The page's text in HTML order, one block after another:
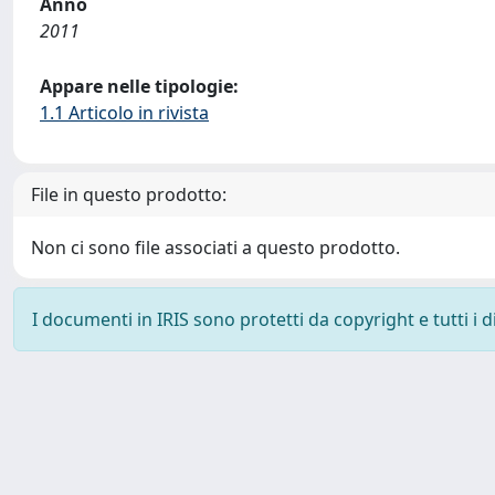
2011
Appare nelle tipologie:
1.1 Articolo in rivista
File in questo prodotto:
Non ci sono file associati a questo prodotto.
I documenti in IRIS sono protetti da copyright e tutti i